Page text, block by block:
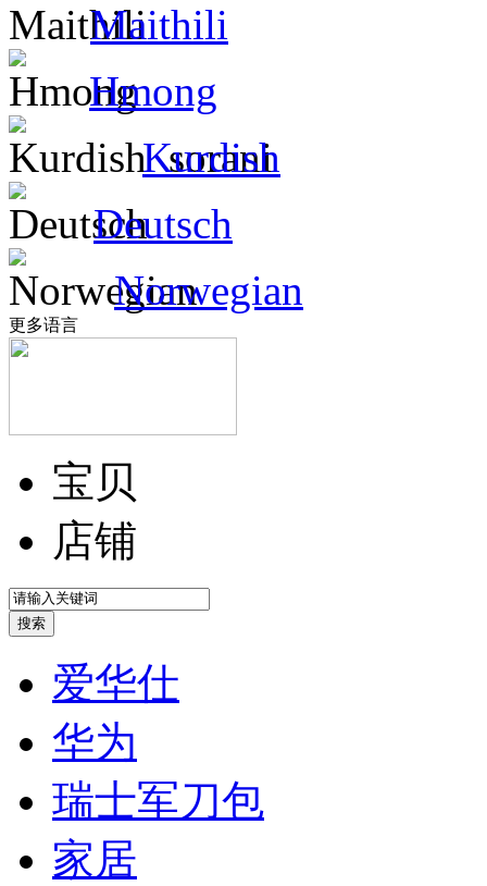
Maithili
Hmong
Kurdish
Deutsch
Norwegian
更多语言
宝贝
店铺
爱华仕
华为
瑞士军刀包
家居